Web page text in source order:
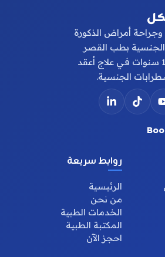
أمراض الذكورة
الجنسية بطب القصر
العيني. خبرة أكثر من 10 سنوات في علاج أعقد
الجنسية.
روابط سريعة
الرئيسية
من نحن
الخدمات الطبية
المكتبة الطبية
احجز الآن